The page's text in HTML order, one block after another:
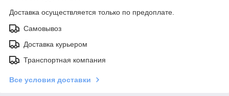
Доставка осуществляется только по предоплате.
Самовывоз
Доставка курьером
Транспортная компания
Все условия доставки